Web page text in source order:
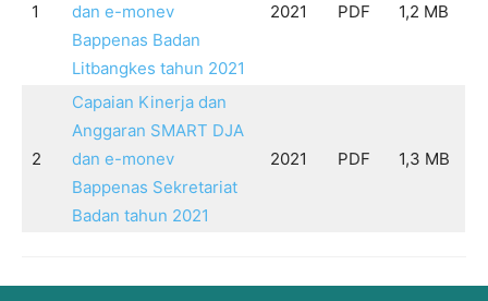
1
dan e-monev
Bappenas Badan
Litbangkes tahun 2021
2021 PDF 1,2 MB
2
Capaian Kinerja dan
Anggaran SMART DJA
dan e-monev
Bappenas Sekretariat
Badan tahun 2021
2021 PDF 1,3 MB